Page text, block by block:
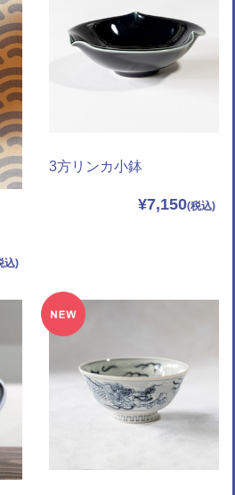
3方リンカ小鉢
¥7,150